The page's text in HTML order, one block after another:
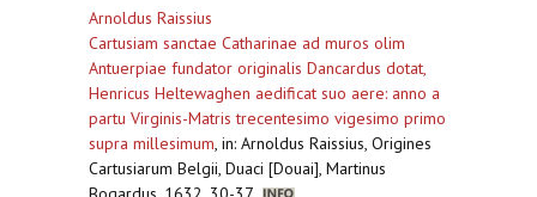
Arnoldus Raissius
Cartusiam sanctae Catharinae ad muros olim
Antuerpiae fundator originalis Dancardus dotat,
Henricus Heltewaghen aedificat suo aere: anno a
partu Virginis-Matris trecentesimo vigesimo primo
supra millesimum, in: Arnoldus Raissius, Origines
Cartusiarum Belgii, Duaci [Douai], Martinus